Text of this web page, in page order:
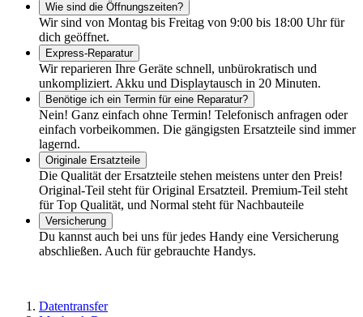
Wie sind die Öffnungszeiten?
Wir sind von Montag bis Freitag von 9:00 bis 18:00 Uhr für
dich geöffnet.
Express-Reparatur
Wir reparieren Ihre Geräte schnell, unbürokratisch und
unkompliziert. Akku und Displaytausch in 20 Minuten.
Benötige ich ein Termin für eine Reparatur?
Nein! Ganz einfach ohne Termin! Telefonisch anfragen oder
einfach vorbeikommen. Die gängigsten Ersatzteile sind immer
lagernd.
Originale Ersatzteile
Die Qualität der Ersatzteile stehen meistens unter den Preis!
Original-Teil steht für Original Ersatzteil. Premium-Teil steht
für Top Qualität, und Normal steht für Nachbauteile
Versicherung
Du kannst auch bei uns für jedes Handy eine Versicherung
abschließen. Auch für gebrauchte Handys.
Datentransfer